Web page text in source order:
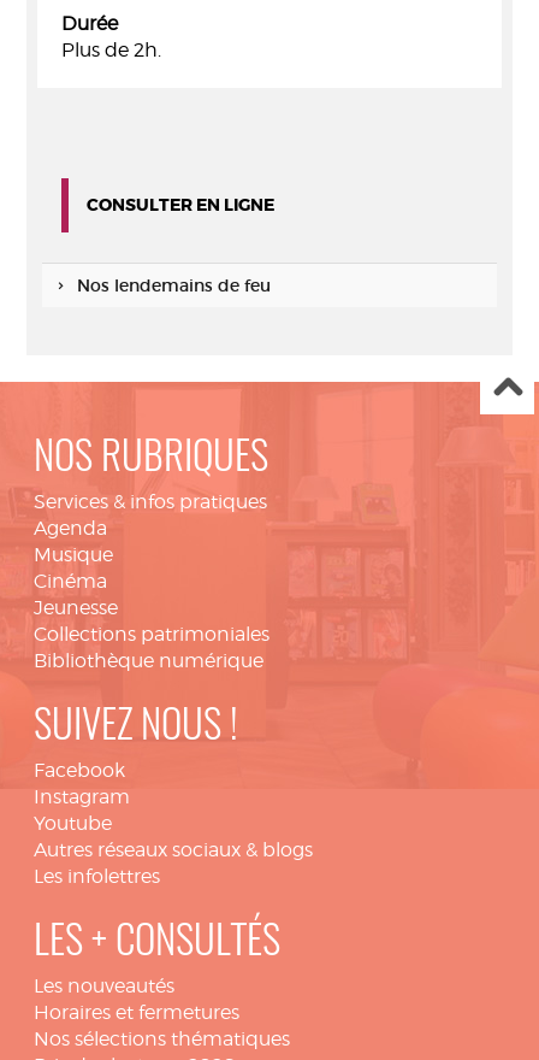
Durée
Plus de 2h.
CONSULTER EN LIGNE
Nos lendemains de feu
NOS RUBRIQUES
Services & infos pratiques
Agenda
Musique
Cinéma
Jeunesse
Collections patrimoniales
Bibliothèque numérique
SUIVEZ NOUS !
Facebook
Instagram
Youtube
Autres réseaux sociaux & blogs
Les infolettres
LES + CONSULTÉS
Les nouveautés
Horaires et fermetures
Nos sélections thématiques